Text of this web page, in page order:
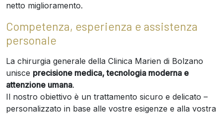
netto miglioramento.
Competenza, esperienza e assistenza
personale
La chirurgia generale della Clinica Marien di Bolzano
unisce precisione medica, tecnologia moderna e
attenzione umana.
Il nostro obiettivo è un trattamento sicuro e delicato –
personalizzato in base alle vostre esigenze e alla vostra